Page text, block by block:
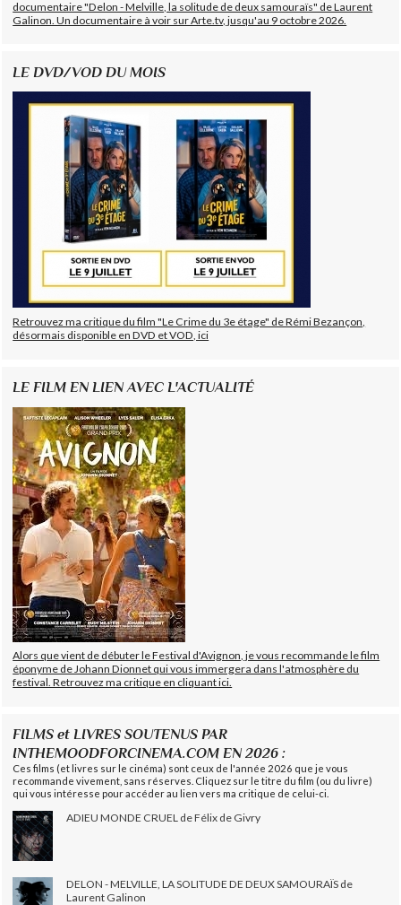
documentaire "Delon - Melville, la solitude de deux samouraïs" de Laurent
Galinon. Un documentaire à voir sur Arte.tv, jusqu'au 9 octobre 2026.
LE DVD/VOD DU MOIS
Retrouvez ma critique du film "Le Crime du 3e étage" de Rémi Bezançon,
désormais disponible en DVD et VOD, ici
LE FILM EN LIEN AVEC L'ACTUALITÉ
Alors que vient de débuter le Festival d'Avignon, je vous recommande le film
éponyme de Johann Dionnet qui vous immergera dans l'atmosphère du
festival. Retrouvez ma critique en cliquant ici.
FILMS et LIVRES SOUTENUS PAR
INTHEMOODFORCINEMA.COM EN 2026 :
Ces films (et livres sur le cinéma) sont ceux de l'année 2026 que je vous
recommande vivement, sans réserves. Cliquez sur le titre du film (ou du livre)
qui vous intéresse pour accéder au lien vers ma critique de celui-ci.
ADIEU MONDE CRUEL de Félix de Givry
DELON - MELVILLE, LA SOLITUDE DE DEUX SAMOURAÏS de
Laurent Galinon